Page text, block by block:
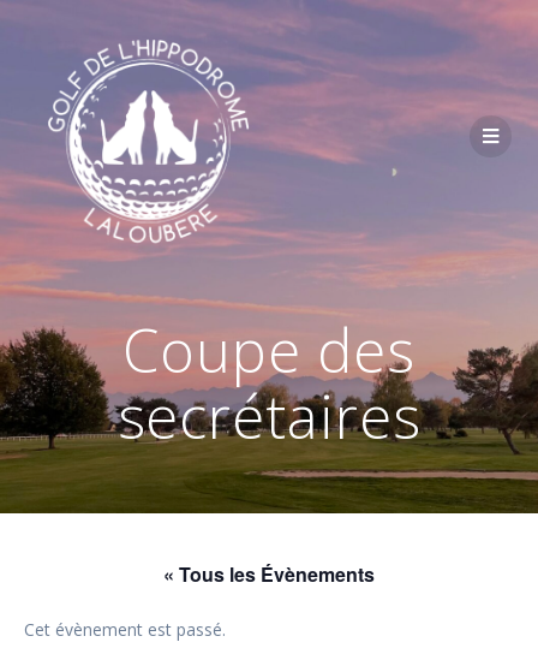
Passer
contenu
Coupe des
secrétaires
« Tous les Évènements
Cet évènement est passé.